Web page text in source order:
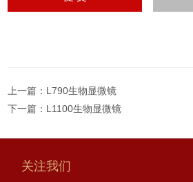
上一篇： L790生物显微镜
下一篇： L1100生物显微镜
关注我们